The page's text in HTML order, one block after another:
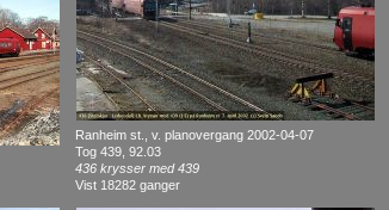
Ranheim st., v. planovergang 2002-04-07
Tog 439, 92.03
436 krysser med 439
Vist 18282 ganger